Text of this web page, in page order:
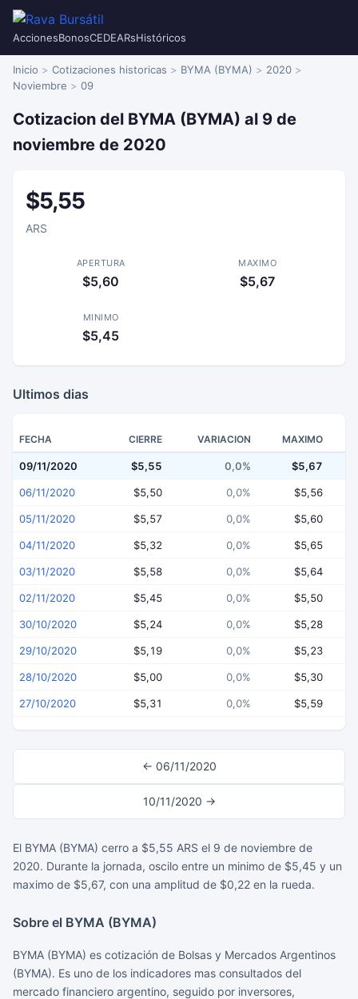
AccionesBonosCEDEARsHistóricos
Inicio Cotizaciones historicas BYMA (BYMA)
2020
Noviembre
09
Cotizacion del BYMA (BYMA) al 9 de
noviembre de 2020
$5,55
ARS
APERTURA
$5,60
MAXIMO
$5,67
MINIMO
$5,45
Ultimos dias
FECHA CIERRE VARIACION MAXIMO
09/11/2020 $5,55 0,0% $5,67
06/11/2020 $5,50 0,0% $5,56
05/11/2020 $5,57 0,0% $5,60
04/11/2020 $5,32 0,0% $5,65
03/11/2020 $5,58 0,0% $5,64
02/11/2020 $5,45 0,0% $5,50
30/10/2020 $5,24 0,0% $5,28
29/10/2020 $5,19 0,0% $5,23
28/10/2020 $5,00 0,0% $5,30
27/10/2020 $5,31 0,0% $5,59
← 06/11/2020
10/11/2020 →
El BYMA (BYMA) cerro a $5,55 ARS el 9 de noviembre de
2020. Durante la jornada, oscilo entre un minimo de $5,45 y un
maximo de $5,67, con una amplitud de $0,22 en la rueda.
Sobre el BYMA (BYMA)
BYMA (BYMA) es cotización de Bolsas y Mercados Argentinos
(BYMA). Es uno de los indicadores mas consultados del
mercado financiero argentino, seguido por inversores,